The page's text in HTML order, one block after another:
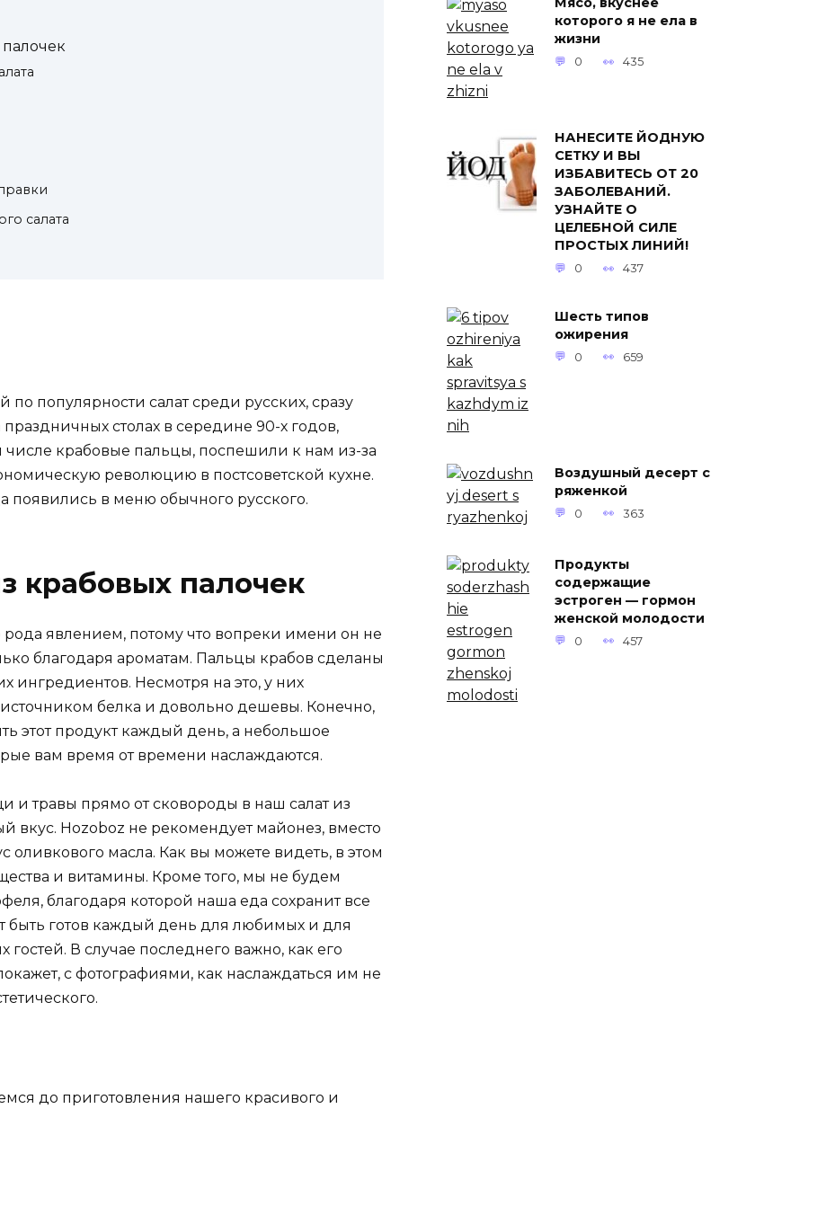
салата
по популярности салат среди русских, сразу
столах в середине 90-х годов,
числе крабовые пальцы, поспешили к нам из-за
революцию в постсоветской кухне.
появились в меню обычного русского.
крабовых палочек
рода явлением, потому что вопреки имени он не
благодаря ароматам. Пальцы крабов сделаны
ингредиентов. Несмотря на это, у них
белка и довольно дешевы. Конечно,
этот продукт каждый день, а небольшое
вам время от времени наслаждаются.
травы прямо от сковороды в наш салат из
вкус. Hozoboz не рекомендует майонез, вместо
оливкового масла. Как вы можете видеть, в этом
и витамины. Кроме того, мы не будем
благодаря которой наша еда сохранит все
быть готов каждый день для любимых и для
В случае последнего важно, как его
с фотографиями, как наслаждаться им не
до приготовления нашего красивого и
которого я не ела в
жизни
0 435
НАНЕСИТЕ ЙОДНУЮ
СЕТКУ И ВЫ
ИЗБАВИТЕСЬ ОТ 20
ЗАБОЛЕВАНИЙ.
УЗНАЙТЕ О
ЦЕЛЕБНОЙ СИЛЕ
ПРОСТЫХ ЛИНИЙ!
0 437
Шесть типов
ожирения
0 659
Воздушный десерт с
ряженкой
0 363
Продукты
содержащие
эстроген — гормон
женской молодости
0 457